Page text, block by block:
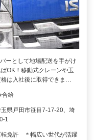
ーとして地場配送を手がけ
OK！移動式クレーンや玉
は入社後に取得できま…
合給
県戸田市笹目7-17-20、埼
1
転免許 ＊幅広い世代が活躍